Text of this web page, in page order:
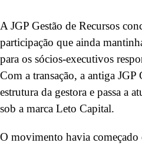
A JGP Gestão de Recursos
participação que ainda
para os sócios-executivos
Com a transação, a antiga JGP
estrutura da gestora e passa a
sob a marca Leto Capital.
O movimento havia